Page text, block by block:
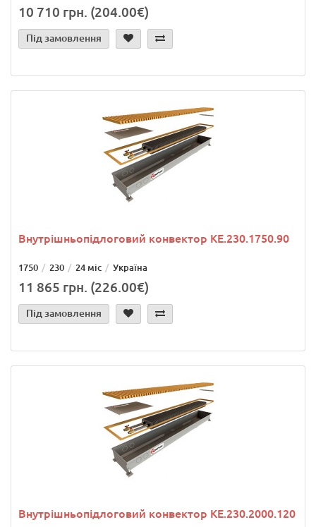
10 710 грн. (204.00€)
Під замовлення
Внутрішньопідлоговий конвектор KE.230.1750.90
1750 230 24 міс Україна
11 865 грн. (226.00€)
Під замовлення
Внутрішньопідлоговий конвектор KE.230.2000.120